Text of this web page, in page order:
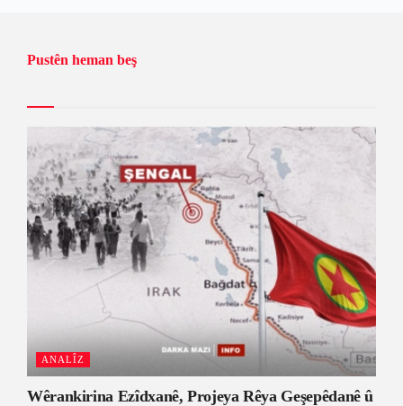
Pustên heman beş
ANALÎZ
Wêrankirina Ezîdxanê, Projeya Rêya Geşepêdanê û